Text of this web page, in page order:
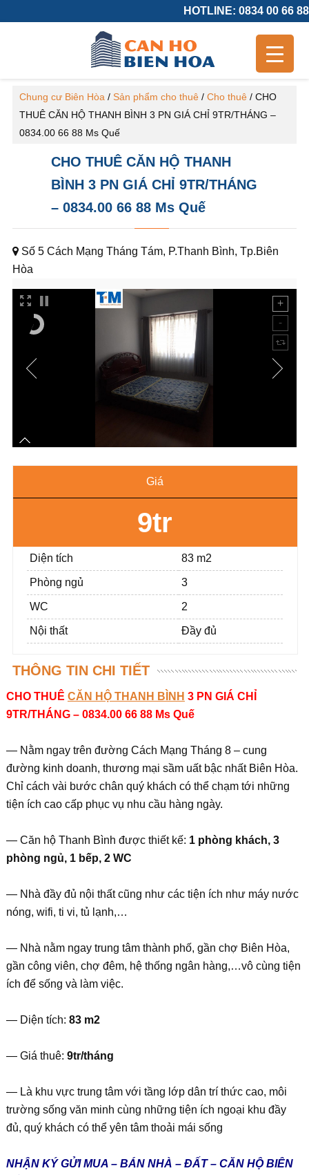
HOTLINE: 0834 00 66 88
Chung cư Biên Hòa / Sản phẩm cho thuê/ Cho thuê/ CHO
THUÊ CĂN HỘ THANH BÌNH 3 PN GIÁ CHỈ 9TR/THÁNG –
0834.00 66 88 Ms Quế
CHO THUÊ CĂN HỘ THANH
BÌNH 3 PN GIÁ CHỈ 9TR/THÁNG
– 0834.00 66 88 Ms Quế
Số 5 Cách Mạng Tháng Tám, P.Thanh Bình, Tp.Biên
Hòa
Giá
9tr
Diện tích 83 m2
Phòng ngủ 3
WC 2
Nội thất Đầy đủ
THÔNG TIN CHI TIẾT
CHO THUÊ CĂN HỘ THANH BÌNH 3 PN GIÁ CHỈ
9TR/THÁNG – 0834.00 66 88 Ms Quế
— Nằm ngay trên đường Cách Mạng Tháng 8 – cung
đường kinh doanh, thương mại sầm uất bậc nhất Biên Hòa.
Chỉ cách vài bước chân quý khách có thể chạm tới những
tiện ích cao cấp phục vụ nhu cầu hàng ngày.
— Căn hộ Thanh Bình được thiết kế: 1 phòng khách, 3
phòng ngủ, 1 bếp, 2 WC
— Nhà đầy đủ nội thất cũng như các tiện ích như máy nước
nóng, wifi, ti vi, tủ lạnh,…
— Nhà nằm ngay trung tâm thành phố, gần chợ Biên Hòa,
gần công viên, chợ đêm, hệ thống ngân hàng,…vô cùng tiện
ích để sống và làm việc.
— Diện tích: 83 m2
— Giá thuê: 9tr/tháng
— Là khu vực trung tâm với tầng lớp dân trí thức cao, môi
trường sống văn minh cùng những tiện ích ngoại khu đầy
đủ, quý khách có thể yên tâm thoải mái sống
NHẬN KÝ GỬI MUA – BÁN NHÀ – ĐẤT – CĂN HỘ BIÊN